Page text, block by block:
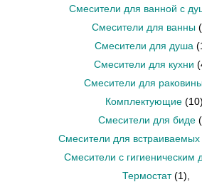
Смесители для ванной с
Смесители для ванны
Смесители для душа
Смесители для кухни
Смесители для
Комплектующие (10)
Смесители для биде
Смесители для встраиваемых
Смесители с гигиеническим
Термостат (1)